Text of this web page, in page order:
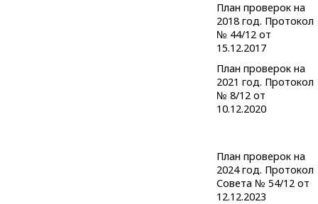
План проверок на
2018 год. Протокол
№ 44/12 от
15.12.2017
План проверок на
2021 год. Протокол
№ 8/12 от
10.12.2020
План проверок на
2024 год. Протокол
Совета № 54/12 от
12.12.2023